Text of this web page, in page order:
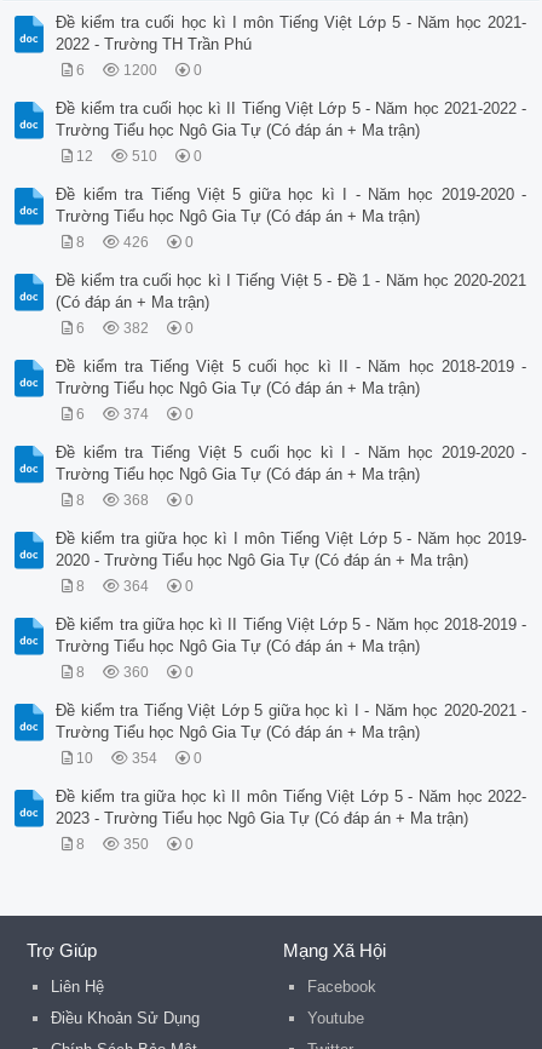
Đề kiểm tra cuối học kì I môn Tiếng Việt Lớp 5 - Năm học 2021-
2022 - Trường TH Trần Phú
6 1200 0
Đề kiểm tra cuối học kì II Tiếng Việt Lớp 5 - Năm học 2021-2022 -
Trường Tiểu học Ngô Gia Tự (Có đáp án + Ma trận)
12 510 0
Đề kiểm tra Tiếng Việt 5 giữa học kì I - Năm học 2019-2020 -
Trường Tiểu học Ngô Gia Tự (Có đáp án + Ma trận)
8 426 0
Đề kiểm tra cuối học kì I Tiếng Việt 5 - Đề 1 - Năm học 2020-2021
(Có đáp án + Ma trận)
6 382 0
Đề kiểm tra Tiếng Việt 5 cuối học kì II - Năm học 2018-2019 -
Trường Tiểu học Ngô Gia Tự (Có đáp án + Ma trận)
6 374 0
Đề kiểm tra Tiếng Việt 5 cuối học kì I - Năm học 2019-2020 -
Trường Tiểu học Ngô Gia Tự (Có đáp án + Ma trận)
8 368 0
Đề kiểm tra giữa học kì I môn Tiếng Việt Lớp 5 - Năm học 2019-
2020 - Trường Tiểu học Ngô Gia Tự (Có đáp án + Ma trận)
8 364 0
Đề kiểm tra giữa học kì II Tiếng Việt Lớp 5 - Năm học 2018-2019 -
Trường Tiểu học Ngô Gia Tự (Có đáp án + Ma trận)
8 360 0
Đề kiểm tra Tiếng Việt Lớp 5 giữa học kì I - Năm học 2020-2021 -
Trường Tiểu học Ngô Gia Tự (Có đáp án + Ma trận)
10 354 0
Đề kiểm tra giữa học kì II môn Tiếng Việt Lớp 5 - Năm học 2022-
2023 - Trường Tiểu học Ngô Gia Tự (Có đáp án + Ma trận)
8 350 0
Trợ Giúp
Liên Hệ
Điều Khoản Sử Dụng
Mạng Xã Hội
Facebook
Youtube